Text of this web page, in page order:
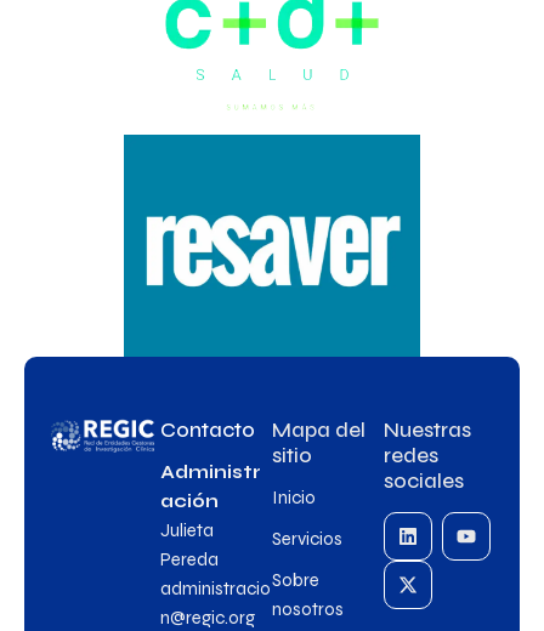
Contacto
Administr
ación
Julieta
Pereda
administracio
n@regic.org
Mapa del
sitio
Inicio
Servicios
Sobre
nosotros
Nuestras
redes
sociales